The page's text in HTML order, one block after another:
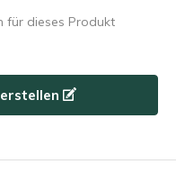
für dieses Produkt